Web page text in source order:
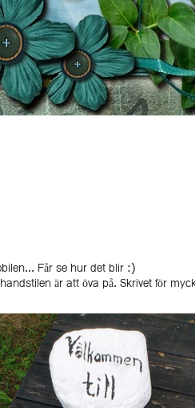
Får se hur det blir :)
är att öva på. Skrivet för